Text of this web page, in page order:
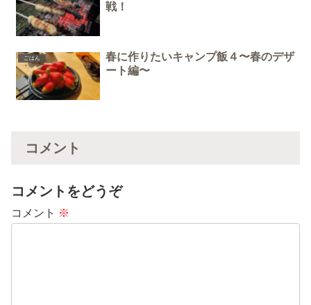
戦！
ごはん
春に作りたいキャンプ飯４〜春のデザ
ート編〜
コメント
コメントをどうぞ
コメント ※